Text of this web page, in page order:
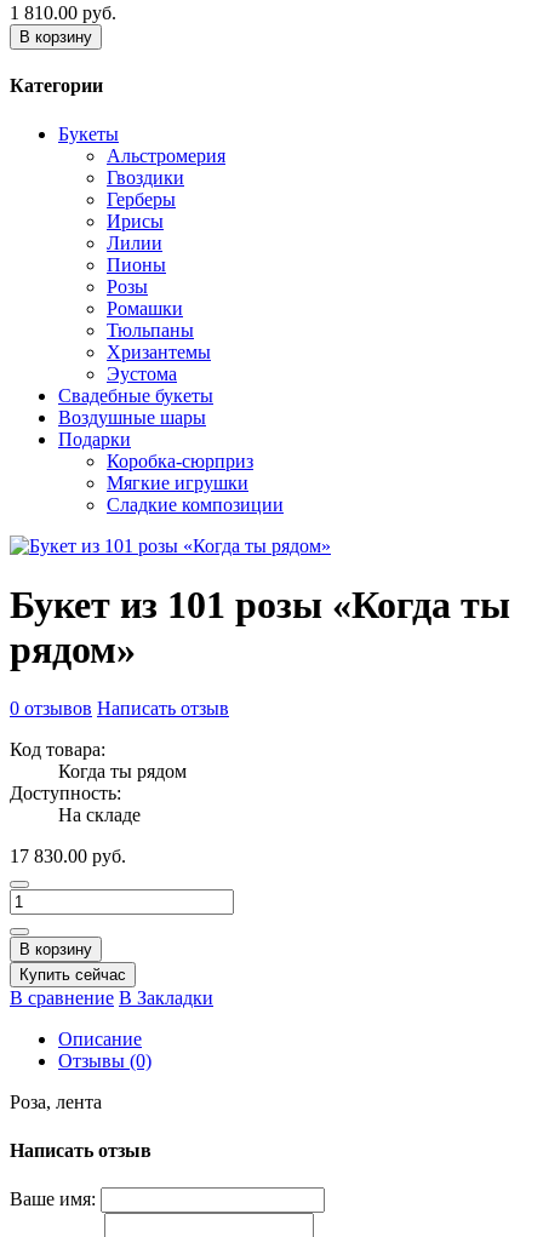
1 810.00 руб.
В корзину
Категории
Букеты
Альстромерия
Гвоздики
Герберы
Ирисы
Лилии
Пионы
Розы
Ромашки
Тюльпаны
Хризантемы
Эустома
Свадебные букеты
Воздушные шары
Подарки
Коробка-сюрприз
Мягкие игрушки
Сладкие композиции
Букет из 101 розы «Когда ты
рядом»
0 отзывов Написать отзыв
Код товара:
Когда ты рядом
Доступность:
На складе
17 830.00 руб.
В корзину
Купить сейчас
В сравнение В Закладки
Описание
Отзывы (0)
Роза, лента
Написать отзыв
Ваше имя: